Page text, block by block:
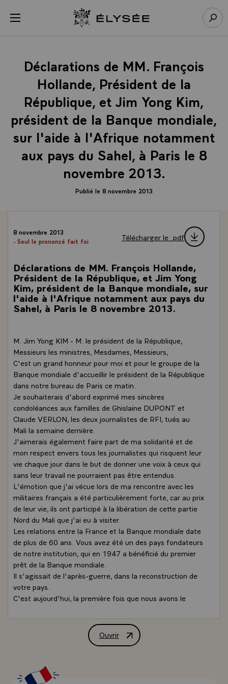
menu Retour à l’accueil Élysée
Déclarations de MM. François
Hollande, Président de la
République, et Jim Yong Kim,
président de la Banque mondiale,
sur l'aide à l'Afrique notamment
aux pays du Sahel, à Paris le 8
novembre 2013.
Publié le 8 novembre 2013
8 novembre 2013
- Seul le prononcé fait foi
Télécharger le .pdf
Déclarations de MM. François Hollande,
Président de la République, et Jim Yong
Kim, président de la Banque mondiale, sur
l'aide à l'Afrique notamment aux pays du
Sahel, à Paris le 8 novembre 2013.
M. Jim Yong KIM - M. le président de la République,
Messieurs les ministres, Mesdames, Messieurs,
C'est un grand honneur pour moi et pour le groupe de la
Banque mondiale d'accueillir le président de la République
dans notre bureau de Paris ce matin.
Je souhaiterais d'abord exprimé mes sincères
condoléances aux familles de Ghislaine DUPONT et
Claude VERLON, les deux journalistes de RFI, tués au
Mali la semaine dernière.
J'aimerais également faire part de ma solidarité et de
mon respect envers tous les journalistes qui risquent leur
vie chaque jour dans le but de donner une voix à ceux qui
sans leur travail ne pourraient pas être entendus.
L'émotion que j'ai vécue lors de ma rencontre avec les
militaires français a été particulièrement forte, car au prix
de leur vie, ils ont participé à la libération de cette partie
Nord du Mali que j'ai eu à visiter.
Les relations entre la France et la Banque mondiale date
de plus de 60 ans. Vous avez été un des pays fondateurs
de notre institution, qui en 1947 a bénéficié du premier
prêt de la Banque mondiale.
Il s'agissait de l'après-guerre, dans la reconstruction de
votre pays.
C'est aujourd'hui, la première fois que nous avons le
sous-région, est une source d'inspiration et de
sein de notre institution, nous ont également permis de
mieux saisir le lien étroit entre sécurité et
Ouvrir
Déclarations de MM. François
Panneau de gestion des cookies